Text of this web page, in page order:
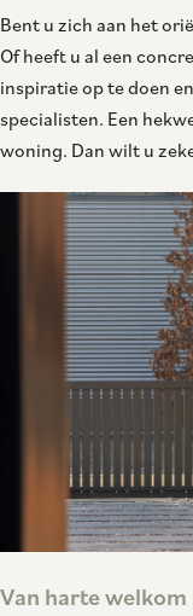
Bent u zich aan het
Of heeft u al een
inspiratie op te doen
specialisten. Een
woning. Dan wilt u
Van harte